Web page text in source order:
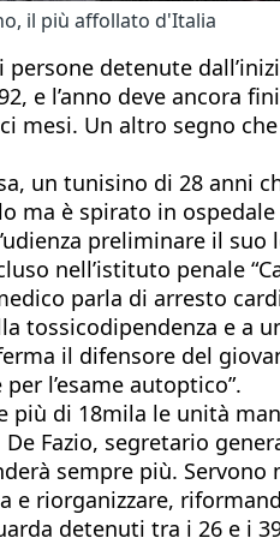
il più affollato d'Italia
detenute
e l’anno deve ancora
Un altro segno
un tunisino di 28 anni
ma è spirato in
preliminare il
nell’istituto penale
parla di arresto
e a
il difensore del
l’esame autoptico”.
di 18mila le unità
Fazio, segretario
sempre più.
riorganizzare,
detenuti tra i 26 e i